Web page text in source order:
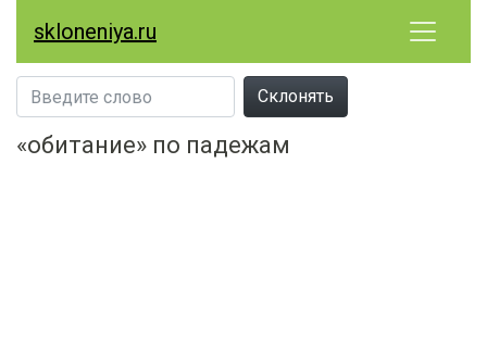
skloneniya.ru
Склонять
«обитание» по падежам